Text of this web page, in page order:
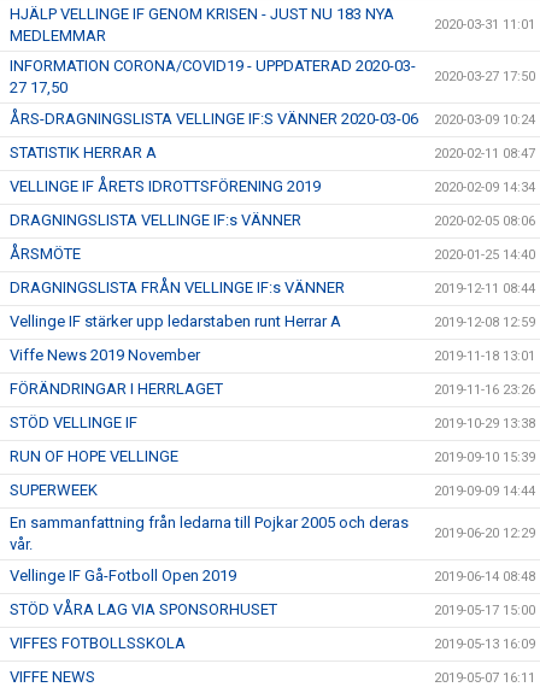
HJÄLP VELLINGE IF GENOM KRISEN - JUST NU 183 NYA
MEDLEMMAR
2020-03-31 11:01
INFORMATION CORONA/COVID19 - UPPDATERAD 2020-03-
27 17,50
2020-03-27 17:50
ÅRS-DRAGNINGSLISTA VELLINGE IF:S VÄNNER 2020-03-06 2020-03-09 10:24
STATISTIK HERRAR A 2020-02-11 08:47
VELLINGE IF ÅRETS IDROTTSFÖRENING 2019 2020-02-09 14:34
DRAGNINGSLISTA VELLINGE IF:s VÄNNER 2020-02-05 08:06
ÅRSMÖTE 2020-01-25 14:40
DRAGNINGSLISTA FRÅN VELLINGE IF:s VÄNNER 2019-12-11 08:44
Vellinge IF stärker upp ledarstaben runt Herrar A 2019-12-08 12:59
Viffe News 2019 November 2019-11-18 13:01
FÖRÄNDRINGAR I HERRLAGET 2019-11-16 23:26
STÖD VELLINGE IF 2019-10-29 13:38
RUN OF HOPE VELLINGE 2019-09-10 15:39
SUPERWEEK 2019-09-09 14:44
En sammanfattning från ledarna till Pojkar 2005 och deras
vår.
2019-06-20 12:29
Vellinge IF Gå-Fotboll Open 2019 2019-06-14 08:48
STÖD VÅRA LAG VIA SPONSORHUSET 2019-05-17 15:00
VIFFES FOTBOLLSSKOLA 2019-05-13 16:09
VIFFE NEWS 2019-05-07 16:11